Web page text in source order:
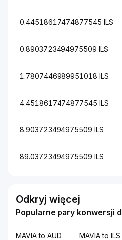
0.44518617474877545 ILS
0.8903723494975509 ILS
1.7807446989951018 ILS
4.4518617474877545 ILS
8.903723494975509 ILS
89.03723494975509 ILS
Odkryj więcej
Popularne pary konwersji
MAVIA to AUD MAVIA to ILS